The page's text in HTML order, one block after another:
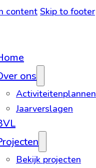
content Skip to footer
ons
Activiteitenplannen
Jaarverslagen
Bekijk projecten